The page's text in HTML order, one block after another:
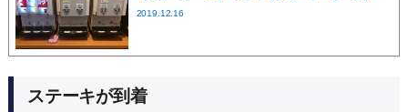
2019.12.16
ステーキが到着